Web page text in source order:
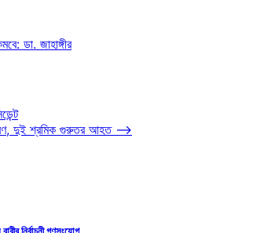
ডা. জাহাঙ্গীর
দুই শ্রমিক গুরুতর আহত ⟶
নির্বাচনী গণসংযোগ